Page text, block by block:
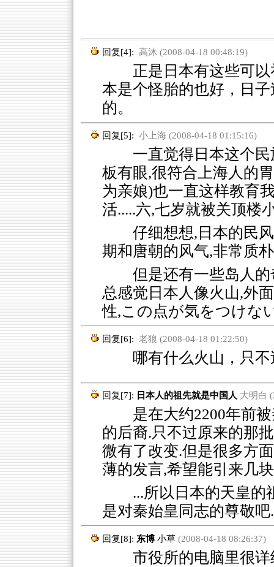
回复[4]: 高沐 (2008-04-18 00:48:19)
正是日本有这些可以
本是个怪胎的也好，日
的。
回复[5]: 小上海 (2008-04-18 01:15:16)
一直觉得日本这个民
板有眼,很符合上海人的
为亲娘)也一直这样教育
活.....六,七岁就被关顶楼
仔细想想,日本的民
期和唐朝的风气,非常质
但是还有一些岛人
总感觉日本人像火山,外
性,この点が気をつけな
回复[6]: 老狼 (2008-04-18 01:22:50)
哪有什么火山，只不
回复[7]: 日本人的祖先就是中国人 大明白
是在大约2200年前被
的后裔.只不过原来的那
微有了改变.但是很多方
薄的发言,希望能引来几
...所以日本的天皇的
是对秦始皇同志的尊敬
回复[8]: 东博 小草(2008-04-18 08:26:37)
市役所的电脑里很详